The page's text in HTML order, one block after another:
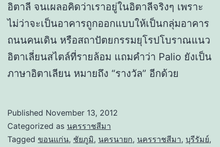
อิตาลี จนเผลอคิดว่าเราอยู่ในอิตาลีจริงๆ เพราะ
ไม่ว่าจะเป็นอาคารถูกออกแบบให้เป็นกลุ่มอาคาร
ถนนคนเดิน หรือสถาปัตยกรรมยุโรปโบราณแนว
อิตาเลี่ยนสไตล์ที่รายล้อม แถมคำว่า Palio ยังเป็น
ภาษาอิตาเลียน หมายถึง “รางวัล” อีกด้วย
Published November 13, 2012
Categorized as นครราชสีมา
Tagged ขอนแก่น, ชัยภูมิ, นครนายก, นครราชสีมา, บุรีรัมย์,